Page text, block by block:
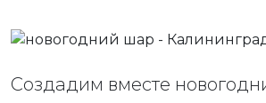
Создадим вместе